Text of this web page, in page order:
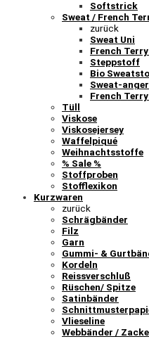
Softstrick
Sweat / French
zurück
Sweat Uni
French
Steppstoff
Bio
Sweat-
French
Tüll
Viskose
Viskosejersey
Waffelpiqué
Weihnachtsstoffe
% Sale %
Stoffproben
Stofflexikon
Kurzwaren
zurück
Schrägbänder
Filz
Garn
Gummi- &
Kordeln
Reissverschluß
Rüschen/ Spitze
Satinbänder
Vlieseline
Webbänder /